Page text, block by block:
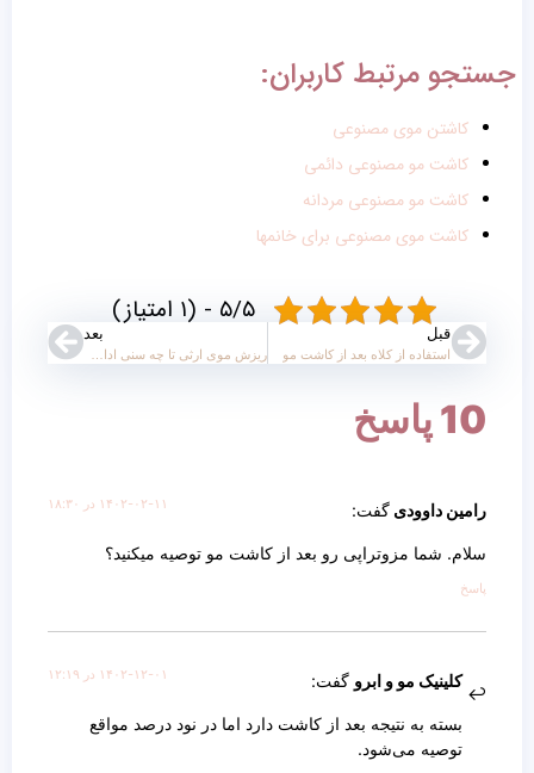
جستجو مرتبط کاربران:
کاشتن موی مصنوعی
کاشت مو مصنوعی دائمی
کاشت مو مصنوعی مردانه
کاشت موی مصنوعی برای خانمها
۵/۵ - (۱ امتیاز)
قبل
استفاده از کلاه بعد از کاشت مو
بعد
10 پاسخ
رامین داوودی گفت: ۱۴۰۲-۰۲-۱۱ در ۱۸:۳۰
سلام. شما مزوتراپی رو بعد از کاشت مو توصیه میکنید؟
پاسخ
کلینیک مو و ابرو گفت: ۱۴۰۲-۱۲-۰۱ در ۱۲:۱۹
بسته به نتیجه بعد از کاشت دارد اما در نود درصد مواقع
توصیه می‌شود.